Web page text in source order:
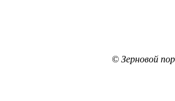
© Зерновой